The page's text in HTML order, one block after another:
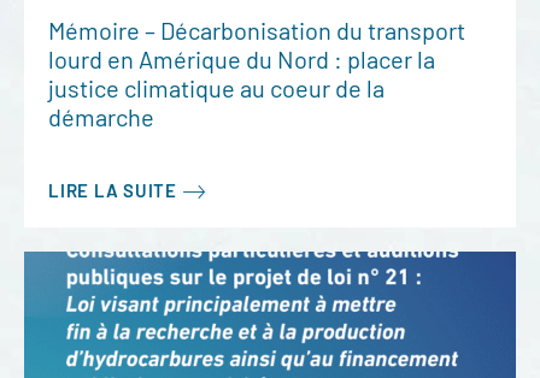
Mémoire – Décarbonisation du transport
lourd en Amérique du Nord : placer la
justice climatique au coeur de la
démarche
LIRE LA SUITE